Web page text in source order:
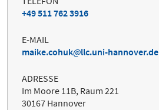
+49 511 762 3916
E-MAIL
maike.cohuk
llc.uni-hannover.de
ADRESSE
Im Moore 11B, Raum 221
30167 Hannover